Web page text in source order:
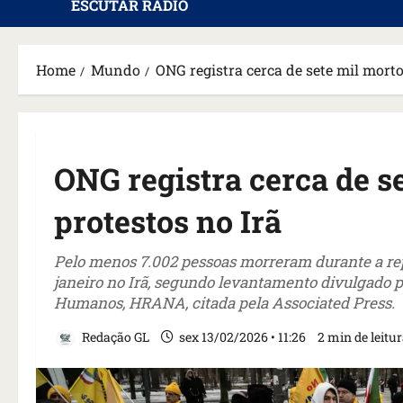
ESCUTAR RÁDIO
Home Mundo ONG registra cerca de sete mil
ONG registra cerca de
protestos no Irã
Pelo menos 7.002 pessoas morreram durante a
janeiro no Irã, segundo levantamento divulgado
Humanos, HRANA, citada pela Associated Press.
Redação GL sex 13/02/2026 • 11:26 2 min de